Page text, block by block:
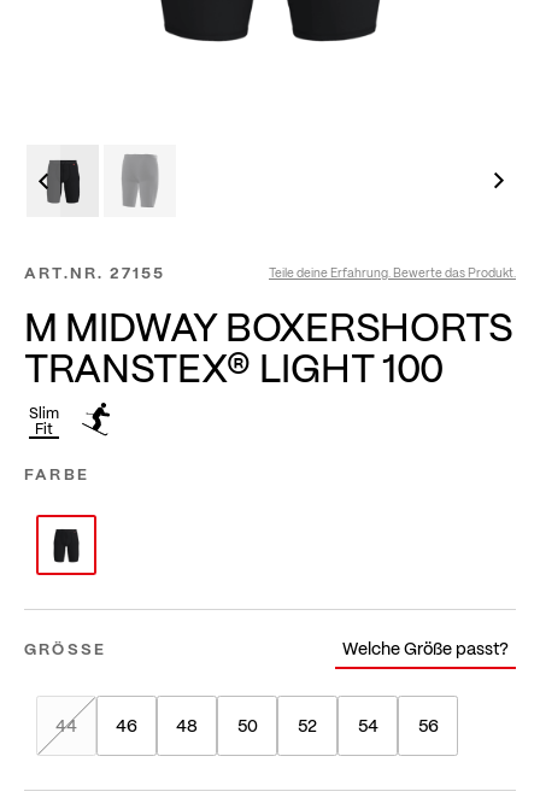
ART.NR. 27155 Teile deine Erfahrung. Bewerte das Produkt.
M MIDWAY BOXERSHORTS
TRANSTEX® LIGHT 100
Slim
Fit
FARBE
GRÖSSE Welche Größe passt?
44 46 48 50 52 54 56